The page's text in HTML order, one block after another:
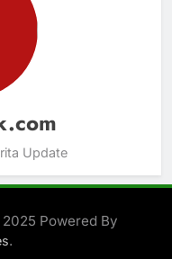
Update
Powered By
.